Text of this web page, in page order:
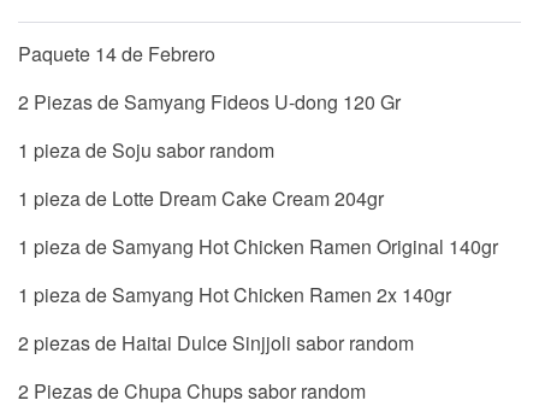
Paquete 14 de Febrero
2 Piezas de Samyang Fideos U-dong 120 Gr
1 pieza de Soju sabor random
1 pieza de Lotte Dream Cake Cream 204gr
1 pieza de Samyang Hot Chicken Ramen Original 140gr
1 pieza de Samyang Hot Chicken Ramen 2x 140gr
2 piezas de Haitai Dulce Sinjjoli sabor random
2 Piezas de Chupa Chups sabor random